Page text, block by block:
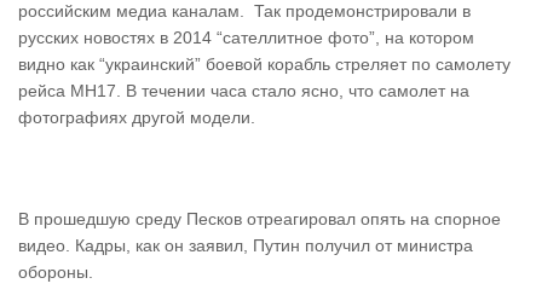
российским медиа каналам. Так продемонстрировали в
русских новостях в 2014 “сателлитное фото”, на котором
видно как “украинский” боевой корабль стреляет по самолету
рейса MH17. В течении часа стало ясно, что самолет на
фотографиях другой модели.
В прошедшую среду Песков отреагировал опять на спорное
видео. Кадры, как он заявил, Путин получил от министра
обороны.